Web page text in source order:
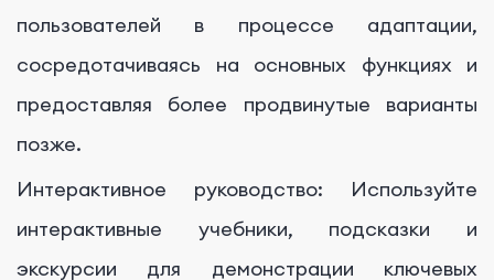
пользователей в процессе адаптации,
сосредотачиваясь на основных функциях и
предоставляя более продвинутые варианты
позже.
Интерактивное руководство: Используйте
интерактивные учебники, подсказки и
экскурсии для демонстрации ключевых